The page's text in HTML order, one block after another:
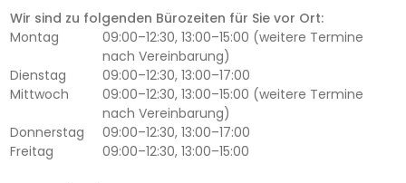
Wir sind zu folgenden Bürozeiten für Sie vor Ort:
Montag
09:00–12:30, 13:00–15:00 (weitere Termine
nach Vereinbarung)
Dienstag
09:00–12:30, 13:00–17:00
Mittwoch
09:00–12:30, 13:00–15:00 (weitere Termine
nach Vereinbarung)
Donnerstag
09:00–12:30, 13:00–17:00
Freitag
09:00–12:30, 13:00–15:00